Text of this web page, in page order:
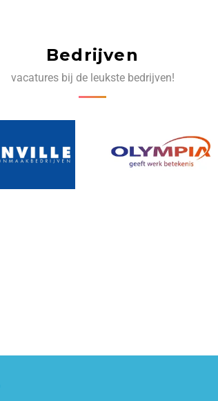
Bedrijven
vacatures bij de leukste bedrijven!